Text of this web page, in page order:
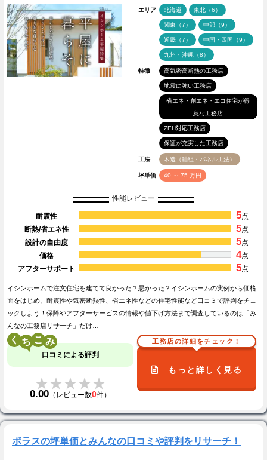
エリア 北海道 東北（6）
関東（7） 中部（9）
近畿（7） 中国・四国（9）
九州・沖縄（8）
特徴 高気密高断熱の工務店
地震に強い工務店
省エネ・創エネ・エコ住宅が得
意な工務店
ZEH対応工務店
保証が充実した工務店
工法 木造（軸組・パネル工法）
坪単価 40 ～ 75 万円
性能レビュー
耐震性 5点
断熱/省エネ性
5点
設計の自由度
5点
価格
4点
アフターサポート
5点
イシンホームで注文住宅を建てて良かった？悪かった？イシンホームの実例から価格
面をはじめ、耐震性や気密断熱性、省エネ性などの住宅性能など口コミで評判をチェ
ックしよう！保障やアフターサービスの情報や値下げ方法まで調査しているのは「み
んなの工務店リサーチ」だけ…
く こ
口コミによる評判
★★★★★
★★★★★
0.00 （レビュー数0件）
工務店の詳細をチェック！
もっと詳しく見る
ポラスの坪単価とみんなの口コミや評判をリサーチ！